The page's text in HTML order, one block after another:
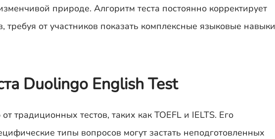
природе. Алгоритм теста постоянно корректирует
требуя от участников показать комплексные языковые навыки
Duolingo English Test
традиционных тестов, таких как TOEFL и IELTS. Его
типы вопросов могут застать неподготовленных